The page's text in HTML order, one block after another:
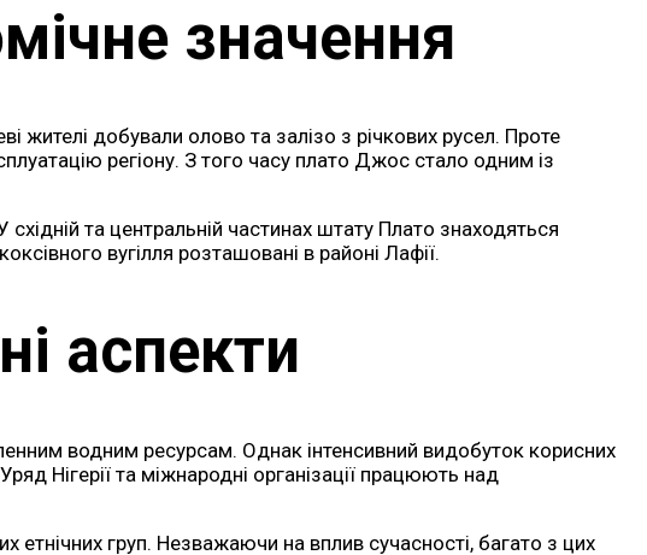
значення
добували олово та залізо з річкових русел. Проте
регіону. З того часу плато Джос стало одним із
та центральній частинах штату Плато знаходяться
вугілля розташовані в районі Лафії.
аспекти
водним ресурсам. Однак інтенсивний видобуток корисних
Нігерії та міжнародні організації працюють над
груп. Незважаючи на вплив сучасності, багато з цих